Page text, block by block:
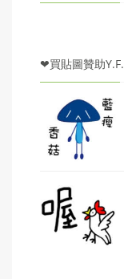
❤買貼圖贊助Y.F.